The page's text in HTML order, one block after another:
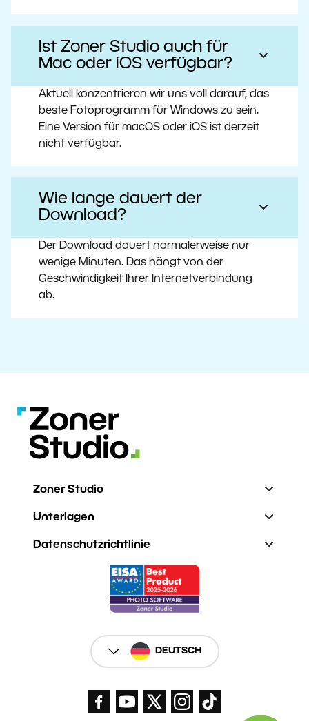
Ist Zoner Studio auch für
Mac oder iOS verfügbar?
Aktuell konzentrieren wir uns voll darauf, das
beste Fotoprogramm für Windows zu sein.
Eine Version für macOS oder iOS ist derzeit
nicht verfügbar.
Wie lange dauert der
Download?
Der Download dauert normalerweise nur
wenige Minuten. Das hängt von der
Geschwindigkeit Ihrer Internetverbindung
ab.
Zoner Studio
Unterlagen
Datenschutzrichtlinie
DEUTSCH